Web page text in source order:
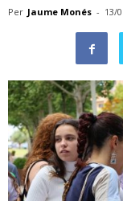
Per Jaume Monés - 13/